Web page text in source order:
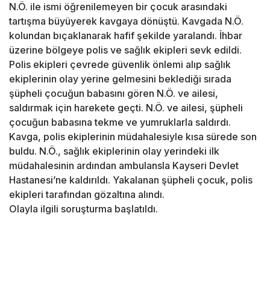
N.Ö. ile ismi öğrenilemeyen bir çocuk arasındaki
tartışma büyüyerek kavgaya dönüştü. Kavgada N.Ö.
kolundan bıçaklanarak hafif şekilde yaralandı. İhbar
üzerine bölgeye polis ve sağlık ekipleri sevk edildi.
Polis ekipleri çevrede güvenlik önlemi alıp sağlık
ekiplerinin olay yerine gelmesini beklediği sırada
şüpheli çocuğun babasını gören N.Ö. ve ailesi,
saldırmak için harekete geçti. N.Ö. ve ailesi, şüpheli
çocuğun babasına tekme ve yumruklarla saldırdı.
Kavga, polis ekiplerinin müdahalesiyle kısa sürede son
buldu. N.Ö., sağlık ekiplerinin olay yerindeki ilk
müdahalesinin ardından ambulansla Kayseri Devlet
Hastanesi’ne kaldırıldı. Yakalanan şüpheli çocuk, polis
ekipleri tarafından gözaltına alındı.
Olayla ilgili soruşturma başlatıldı.